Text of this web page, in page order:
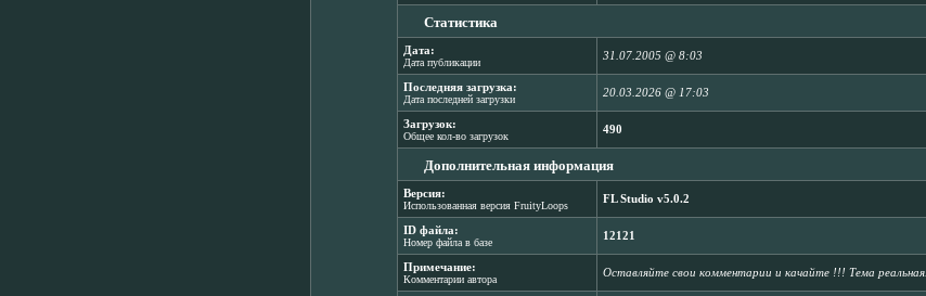
Статистика
Дата:
Дата публикации
31.07.2005 @ 8:03
Последняя загрузка:
Дата последней загрузки
20.03.2026 @ 17:03
Загрузок:
Общее кол-во загрузок
490
Дополнительная информация
Версия:
Использованная версия FruityLoops
FL Studio v5.0.2
ID файла:
Номер файла в базе
12121
Примечание:
Комментарии автора
Оставляйте свои комментарии и качайте !!! Тема реальная.